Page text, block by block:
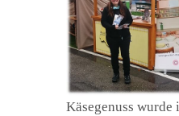
Käsegenuss